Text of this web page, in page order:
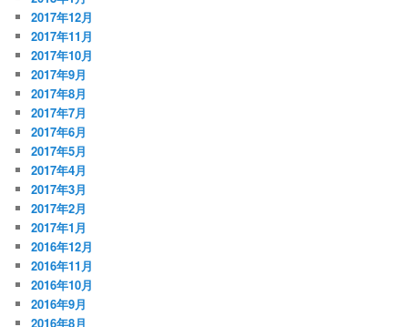
2017年12月
2017年11月
2017年10月
2017年9月
2017年8月
2017年7月
2017年6月
2017年5月
2017年4月
2017年3月
2017年2月
2017年1月
2016年12月
2016年11月
2016年10月
2016年9月
2016年8月